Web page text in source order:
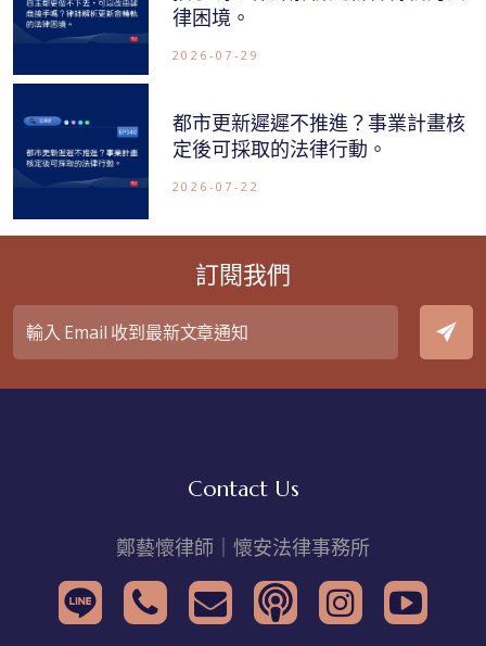
律困境。
2026-07-29
都市更新遲遲不推進？事業計畫核
定後可採取的法律行動。
2026-07-22
訂閱我們
Contact Us
鄭藝懷律師｜懷安法律事務所